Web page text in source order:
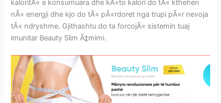
kaloritÃ« e konsumuara dhe kÃ«to kalori do tÃ« kthehen
nÃ« energji dhe kjo do tÃ« pÃ«rdoret nga trupi pÃ«r nevoja
tÃ« ndryshme. Gjithashtu do ta forcojÃ« sistemin tuaj
imunitar Beauty Slim Ã‡mimi.